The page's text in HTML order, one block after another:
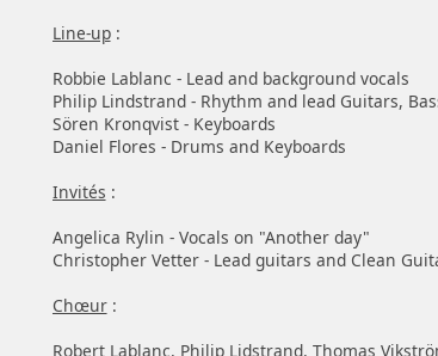
Line-up:
Robbie Lablanc - Lead and background vocals
Philip Lindstrand - Rhythm and lead Guitars,
Sören Kronqvist - Keyboards
Daniel Flores - Drums and Keyboards
Invités :
Angelica Rylin - Vocals on "Another day"
Christopher Vetter - Lead guitars and Clean
Chœur:
Robert Lablanc, Philip Lidstrand, Thomas